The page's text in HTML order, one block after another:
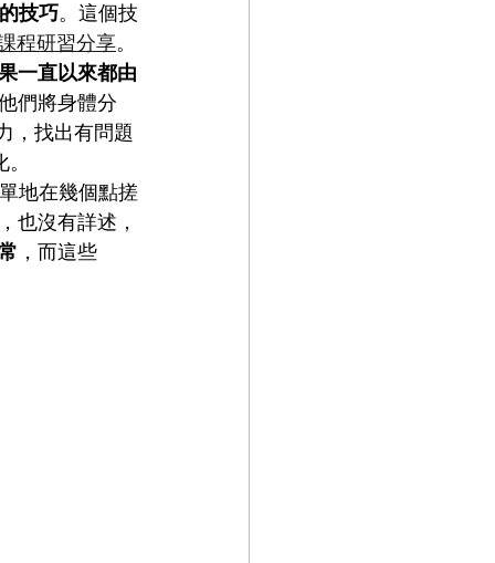
技巧。這個技
程研習分享。
一直以來都由
們將身體分
，找出有問題
地在幾個點搓
也沒有詳述，
，而這些